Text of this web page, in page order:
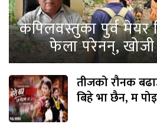
कपिलवस्तुका पुर्व मेयर
फेला परेनन्, खोजी
तीजको रौनक
बिहे भा छैन, म